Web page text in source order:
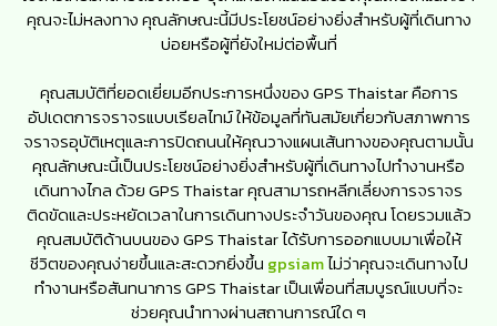
คุณจะไม่หลงทาง คุณลักษณะนี้มีประโยชน์อย่างยิ่งสำหรับผู้ที่เดินทาง
บ่อยหรือผู้ที่ยังใหม่ต่อพื้นที่
คุณสมบัติที่ยอดเยี่ยมอีกประการหนึ่งของ GPS Thaistar คือการ
อัปเดตการจราจรแบบเรียลไทม์ ให้ข้อมูลที่ทันสมัยเกี่ยวกับสภาพการ
จราจรอุบัติเหตุและการปิดถนนให้คุณวางแผนเส้นทางของคุณตามนั้น
คุณลักษณะนี้เป็นประโยชน์อย่างยิ่งสำหรับผู้ที่เดินทางไปทำงานหรือ
เดินทางไกล ด้วย GPS Thaistar คุณสามารถหลีกเลี่ยงการจราจร
ติดขัดและประหยัดเวลาในการเดินทางประจำวันของคุณ โดยรวมแล้ว
คุณสมบัติด้านบนของ GPS Thaistar ได้รับการออกแบบมาเพื่อให้
ชีวิตของคุณง่ายขึ้นและสะดวกยิ่งขึ้น gpsiamไม่ว่าคุณจะเดินทางไป
ทำงานหรือสันทนาการ GPS Thaistar เป็นเพื่อนที่สมบูรณ์แบบที่จะ
ช่วยคุณนำทางผ่านสถานการณ์ใด ๆ